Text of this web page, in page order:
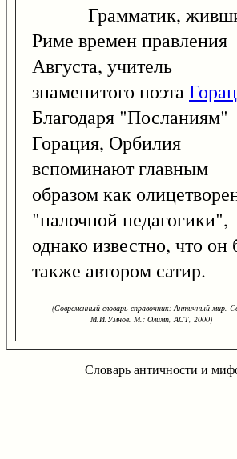
Грамматик,
Риме времен правления
Августа, учитель
знаменитого поэта
Благодаря "Посланиям"
Горация, Орбилия
вспоминают главным
образом как
"палочной педагогики",
однако известно, что он
также автором сатир.
(Современный словарь-справочник: Античный мир.
М.И.Умнов. М.: Олимп, АСТ, 2000)
Словарь античности и